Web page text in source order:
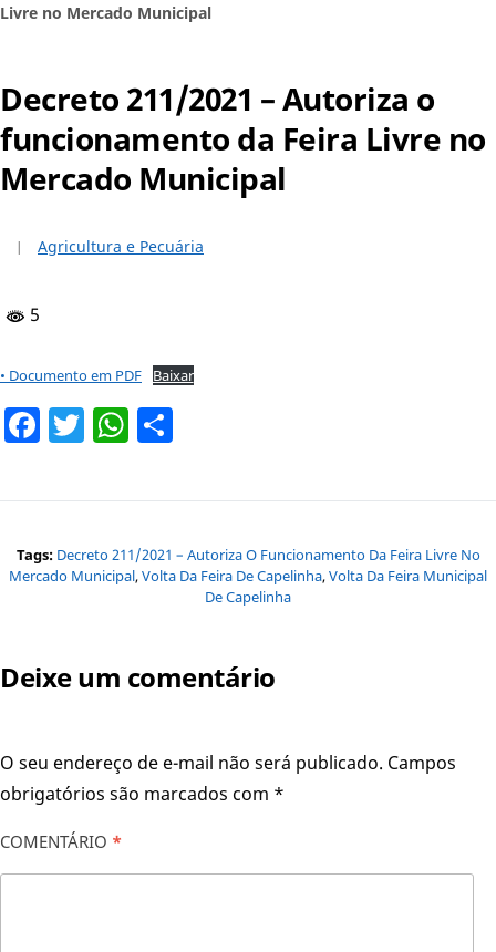
Livre no Mercado Municipal
Decreto 211/2021 – Autoriza o
funcionamento da Feira Livre no
Mercado Municipal
Agricultura e Pecuária
5
• Documento em PDF Baixar
Facebook
TwitterWhatsApp
Tags: Decreto 211/2021 – Autoriza O Funcionamento Da Feira Livre No
Mercado Municipal,Volta Da Feira De Capelinha,Volta Da Feira Municipal
De Capelinha
Deixe um comentário
O seu endereço de e-mail não será publicado. Campos
obrigatórios são marcados com *
COMENTÁRIO *